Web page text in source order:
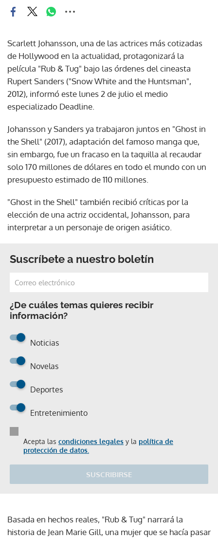
Scarlett Johansson, una de las actrices más cotizadas
de Hollywood en la actualidad, protagonizará la
película "Rub & Tug" bajo las órdenes del cineasta
Rupert Sanders ("Snow White and the Huntsman",
2012), informó este lunes 2 de julio el medio
especializado Deadline.
Johansson y Sanders ya trabajaron juntos en "Ghost in
the Shell" (2017), adaptación del famoso manga que,
sin embargo, fue un fracaso en la taquilla al recaudar
solo 170 millones de dólares en todo el mundo con un
presupuesto estimado de 110 millones.
"Ghost in the Shell" también recibió críticas por la
elección de una actriz occidental, Johansson, para
interpretar a un personaje de origen asiático.
Suscríbete a nuestro boletín
¿De cuáles temas quieres recibir
información?
Noticias
Novelas
Deportes
Entretenimiento
Acepta las condiciones legales y la política de
protección de datos.
SUSCRIBIRSE
Basada en hechos reales, "Rub & Tug" narrará la
historia de Jean Marie Gill, una mujer que se hacía pasar